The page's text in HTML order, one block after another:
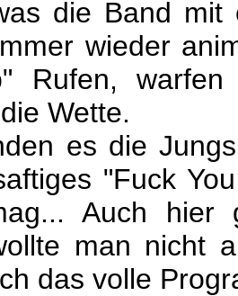
die Band mit
wieder
Rufen,
Wette.
es die
"Fuck
Auch hier
man nicht
das volle